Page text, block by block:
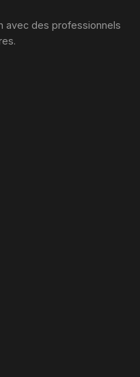
avec des professionnels